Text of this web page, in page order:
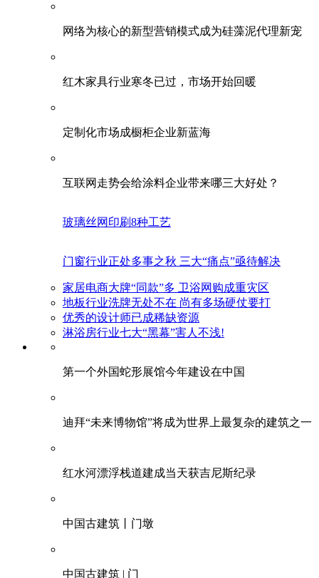
网络为核心的新型营销模式成为硅藻泥代理新宠
红木家具行业寒冬已过，市场开始回暖
定制化市场成橱柜企业新蓝海
互联网走势会给涂料企业带来哪三大好处？
玻璃丝网印刷8种工艺
门窗行业正处多事之秋 三大“痛点”亟待解决
家居电商大牌“同款”多 卫浴网购成重灾区
地板行业洗牌无处不在 尚有多场硬仗要打
优秀的设计师已成稀缺资源
淋浴房行业七大“黑幕”害人不浅!
第一个外国蛇形展馆今年建设在中国
迪拜“未来博物馆”将成为世界上最复杂的建筑之一
红水河漂浮栈道建成当天获吉尼斯纪录
中国古建筑丨门墩
中国古建筑 | 门